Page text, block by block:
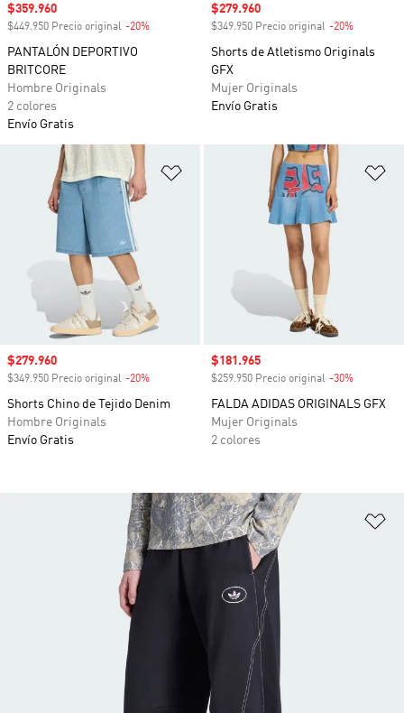
Precio de venta
$359.960
$449.950 Precio original -20%
PANTALÓN DEPORTIVO
BRITCORE
Hombre Originals
2 colores
Envío Gratis
Precio de venta
$279.960
$349.950 Precio original -20%
Shorts de Atletismo Originals
GFX
Mujer Originals
Envío Gratis
Añadir a la lista de deseos
Precio de venta
$279.960
$349.950 Precio original -20%
Shorts Chino de Tejido Denim
Hombre Originals
Envío Gratis
Precio de venta
$181.965
$259.950 Precio original -30%
FALDA ADIDAS ORIGINALS GFX
Mujer Originals
2 colores